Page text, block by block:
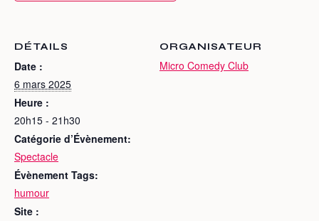
DÉTAILS
Date :
6 mars 2025
Heure :
20h15 - 21h30
Catégorie d’Évènement:
Spectacle
Évènement Tags:
humour
Site :
ORGANISATEUR
Micro Comedy Club